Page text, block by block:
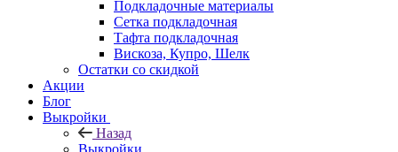
Подкладочные материалы
Сетка подкладочная
Тафта подкладочная
Вискоза, Купро, Шелк
Остатки со скидкой
Акции
Блог
Выкройки
Назад
Выкройки